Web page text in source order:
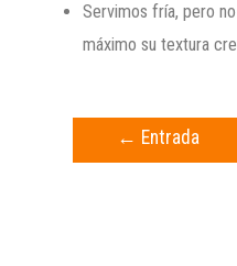
Servimos fría, pero
máximo su textura
← Entrada